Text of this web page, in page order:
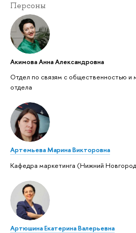
Персоны
Акимова Анна Александровна
Отдел по связям с общественностью и
отдела
Артемьева Марина Викторовна
Кафедра маркетинга (Нижний
Артюшина Екатерина Валерьевна